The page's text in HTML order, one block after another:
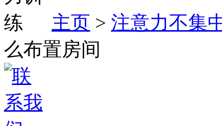
主页 > 注意力不集
么布置房间